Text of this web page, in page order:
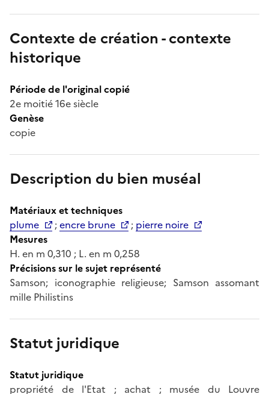
Contexte de création - contexte
historique
Période de l'original copié
2e moitié 16e siècle
Genèse
copie
Description du bien muséal
Matériaux et techniques
plume
;encre brune ; pierre noire
Mesures
H. en m 0,310 ; L. en m 0,258
Précisions sur le sujet représenté
Samson; iconographie religieuse; Samson assomant
mille Philistins
Statut juridique
Statut juridique
propriété de l'Etat ; achat ; musée du Louvre